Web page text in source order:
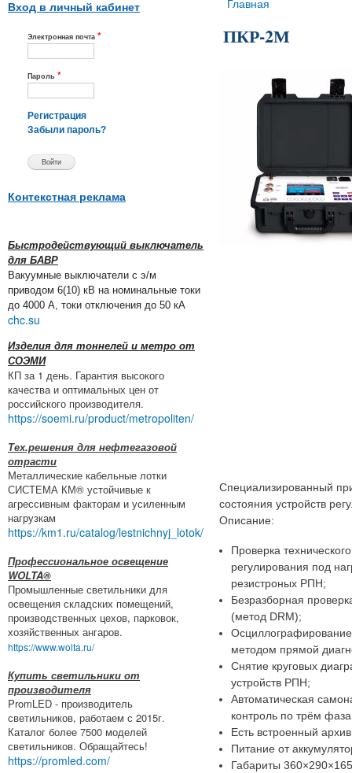
Вход в личный кабинет
Электронная почта *
Пароль *
Регистрация
Забыли пароль?
Контекстная реклама
Быстродействующий выключатель
для БАВР
Вакуумные выключатели с э/м
приводом 6(10) кВ на номинальные токи
до 4000 А, токи отключения до 50 кА
chc.su
Изделия для тоннелей и метро от
СОЭМИ
КП за 1 день. Гарантия высокого
качества и оптимальных цен от
российского производителя.
https://soemi.ru/product/metropoliten/
Тех.решения для нефтегазовой
отрасти
Металлические кабельные лотки
СИСТЕМА КМ® устойчивые к
агрессивным факторам и усиленным
нагрузкам
https://km1.ru/catalog/lestnichnyj_lotok/
Профессиональное освещение
WOLTA®
Промышленные светильники для
освещения складских помещений,
производственных цехов, парковок,
хозяйственных ангаров.
https://www.wolta.ru/
Купить светильники от
производителя
PromLED - производитель
светильников, работаем с 2015г.
Каталог более 7500 моделей
светильников. Обращайтесь!
https://promled.com/
Вы здесь
Главная
ПКР-2М
Специализированный
состояния устройств
Описание:
Проверка
регулирования под
резистроных РПН;
Безразборная
(метод DRM);
методом прямой
Снятие круговых
устройств РПН;
Автоматическая
контроль по трём
Есть встроенный
Питание от
Габариты